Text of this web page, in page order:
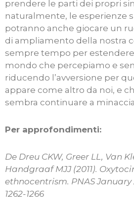
prendere le parti dei propri
naturalmente, le esperienze
potranno anche giocare un
di ampliamento della nostra
sempre tempo per estendere
mondo che percepiamo e
riducendo l’avversione per
appare come altro da noi, e
sembra continuare a
Per approfondimenti:
De Dreu CKW, Greer LL, Van
Handgraaf MJJ (2011).
ethnocentrism. PNAS January
1262-1266